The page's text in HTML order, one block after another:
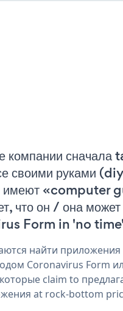
компании
своими руками
имеют «computer
что он / она может
Form in 'no
найти
Coronavirus Form
claim to
at rock-bottom